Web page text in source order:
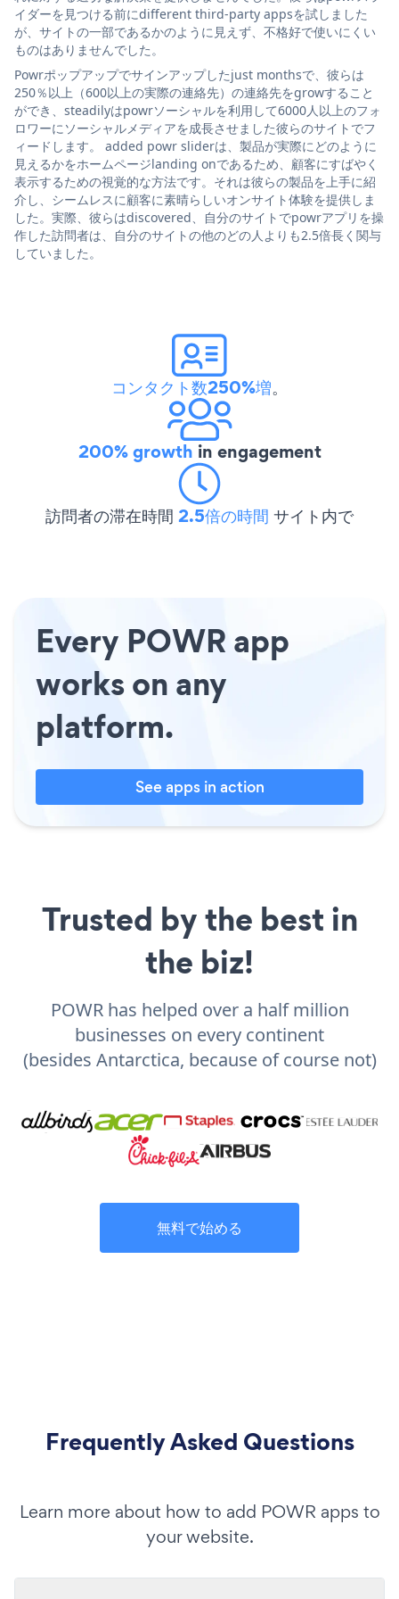
イダーを見つける前にdifferent third-party appsを試しました
が、サイトの一部であるかのように見えず、不格好で使いにくい
ものはありませんでした。
Powrポップアップでサインアップしたjust monthsで、彼らは
250％以上（600以上の実際の連絡先）の連絡先をgrowすること
ができ、steadilyはpowrソーシャルを利用して6000人以上のフォ
ロワーにソーシャルメディアを成長させました彼らのサイトでフ
ィードします。 added powr sliderは、製品が実際にどのように
見えるかをホームページlanding onであるため、顧客にすばやく
表示するための視覚的な方法です。それは彼らの製品を上手に紹
介し、シームレスに顧客に素晴らしいオンサイト体験を提供しま
した。実際、彼らはdiscovered、自分のサイトでpowrアプリを操
作した訪問者は、自分のサイトの他のどの人よりも2.5倍長く関与
していました。
コンタクト数250%増。
200% growth in engagement
訪問者の滞在時間 2.5倍の時間 サイト内で
Every POWR app
works on any
platform.
See apps in action
Trusted by the best in
the biz!
POWR has helped over a half million
businesses on every continent
(besides Antarctica, because of course not)
無料で始める
Frequently Asked Questions
Learn more about how to add POWR apps to
your website.